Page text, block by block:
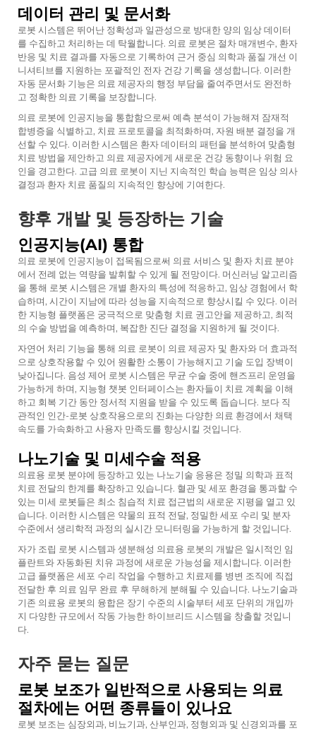
데이터 관리 및 문서화
로봇 시스템은 뛰어난 정확성과 일관성으로 방대한 양의 임상 데이터
를 수집하고 처리하는 데 탁월합니다. 의료 로봇은 절차 매개변수, 환자
반응 및 치료 결과를 자동으로 기록하여 근거 중심 의학과 품질 개선 이
니셔티브를 지원하는 포괄적인 전자 건강 기록을 생성합니다. 이러한
자동 문서화 기능은 의료 제공자의 행정 부담을 줄여주면서도 완전하
고 정확한 의료 기록을 보장합니다.
의료 로봇에 인공지능을 통합함으로써 예측 분석이 가능해져 잠재적
합병증을 식별하고, 치료 프로토콜을 최적화하며, 자원 배분 결정을 개
선할 수 있다. 이러한 시스템은 환자 데이터의 패턴을 분석하여 맞춤형
치료 방법을 제안하고 의료 제공자에게 새로운 건강 동향이나 위험 요
인을 경고한다. 고급 의료 로봇이 지닌 지속적인 학습 능력은 임상 의사
결정과 환자 치료 품질의 지속적인 향상에 기여한다.
향후 개발 및 등장하는 기술
인공지능(AI) 통합
의료 로봇에 인공지능이 접목됨으로써 의료 서비스 및 환자 치료 분야
에서 전례 없는 역량을 발휘할 수 있게 될 전망이다. 머신러닝 알고리즘
을 통해 로봇 시스템은 개별 환자의 특성에 적응하고, 임상 경험에서 학
습하며, 시간이 지남에 따라 성능을 지속적으로 향상시킬 수 있다. 이러
한 지능형 플랫폼은 궁극적으로 맞춤형 치료 권고안을 제공하고, 최적
의 수술 방법을 예측하며, 복잡한 진단 결정을 지원하게 될 것이다.
자연어 처리 기능을 통해 의료 로봇이 의료 제공자 및 환자와 더 효과적
으로 상호작용할 수 있어 원활한 소통이 가능해지고 기술 도입 장벽이
낮아집니다. 음성 제어 로봇 시스템은 무균 수술 중에 핸즈프리 운영을
가능하게 하며, 지능형 챗봇 인터페이스는 환자들이 치료 계획을 이해
하고 회복 기간 동안 정서적 지원을 받을 수 있도록 돕습니다. 보다 직
관적인 인간-로봇 상호작용으로의 진화는 다양한 의료 환경에서 채택
속도를 가속화하고 사용자 만족도를 향상시킬 것입니다.
나노기술 및 미세수술 적용
의료용 로봇 분야에 등장하고 있는 나노기술 응용은 정밀 의학과 표적
치료 전달의 한계를 확장하고 있습니다. 혈관 및 세포 환경을 통과할 수
있는 미세 로봇들은 최소 침습적 치료 접근법의 새로운 지평을 열고 있
습니다. 이러한 시스템은 약물의 표적 전달, 정밀한 세포 수리 및 분자
수준에서 생리학적 과정의 실시간 모니터링을 가능하게 할 것입니다.
자가 조립 로봇 시스템과 생분해성 의료용 로봇의 개발은 일시적인 임
플란트와 자동화된 치유 과정에 새로운 가능성을 제시합니다. 이러한
고급 플랫폼은 세포 수리 작업을 수행하고 치료제를 병변 조직에 직접
전달한 후 의료 임무 완료 후 무해하게 분해될 수 있습니다. 나노기술과
기존 의료용 로봇의 융합은 장기 수준의 시술부터 세포 단위의 개입까
지 다양한 규모에서 작동 가능한 하이브리드 시스템을 창출할 것입니
다.
자주 묻는 질문
로봇 보조가 일반적으로 사용되는 의료
절차에는 어떤 종류들이 있나요
로봇 보조는 심장외과, 비뇨기과, 산부인과, 정형외과 및 신경외과를 포